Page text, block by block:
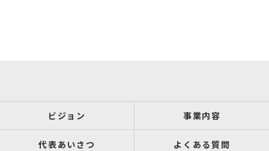
ビジョン 事業内容
代表あいさつ よくある質問